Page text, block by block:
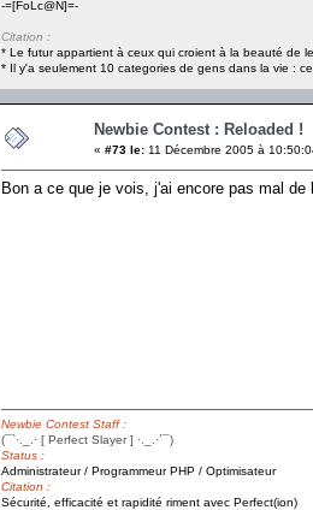
-=[FoLc@N]=-
Citation :
* Le futur appartient à ceux qui croient à la beauté de
* Il y'a seulement 10 categories de gens dans la vie :
Newbie Contest : Reloaded !
« #73 le: 11 Décembre 2005 à
Bon a ce que je vois, j'ai encore pas mal de
Newbie Contest Staff :
(¯`·._.· [ Perfect Slayer ] ·._.·´¯)
Status :
Administrateur / Programmeur PHP / Optimisateur
Citation :
Sécurité, efficacité et rapidité riment avec Perfect(ion)